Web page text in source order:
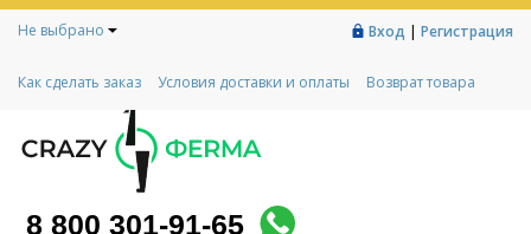
Не выбрано Вход | Регистрация
Как сделать заказ Условия доставки и оплаты
Возврат товара
Контакты
Социальный контракт
Любимая ферма
8 800 301-91-65